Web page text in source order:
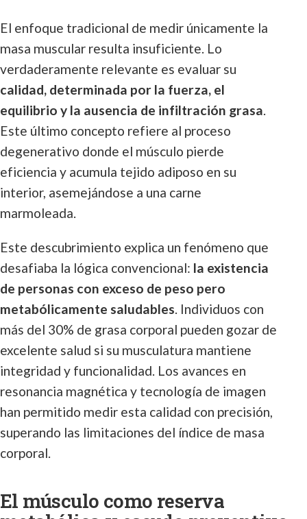
El enfoque tradicional de medir únicamente la
masa muscular resulta insuficiente. Lo
verdaderamente relevante es evaluar su
calidad, determinada por la fuerza, el
equilibrio y la ausencia de infiltración grasa.
Este último concepto refiere al proceso
degenerativo donde el músculo pierde
eficiencia y acumula tejido adiposo en su
interior, asemejándose a una carne
marmoleada.
Este descubrimiento explica un fenómeno que
desafiaba la lógica convencional: la existencia
de personas con exceso de peso pero
metabólicamente saludables. Individuos con
más del 30% de grasa corporal pueden gozar de
excelente salud si su musculatura mantiene
integridad y funcionalidad. Los avances en
resonancia magnética y tecnología de imagen
han permitido medir esta calidad con precisión,
superando las limitaciones del índice de masa
corporal.
El músculo como reserva